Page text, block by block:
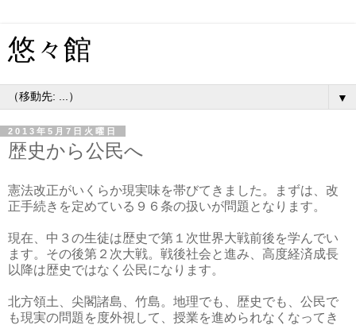
悠々館
▼
2013年5月7日火曜日
歴史から公民へ
憲法改正がいくらか現実味を帯びてきました。まずは、改
正手続きを定めている９６条の扱いが問題となります。
現在、中３の生徒は歴史で第１次世界大戦前後を学んでい
ます。その後第２次大戦。戦後社会と進み、高度経済成長
以降は歴史ではなく公民になります。
北方領土、尖閣諸島、竹島。地理でも、歴史でも、公民で
も現実の問題を度外視して、授業を進められなくなってき